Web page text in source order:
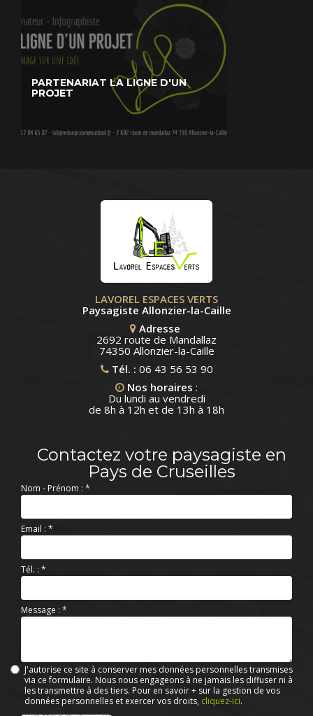
PARTENARIAT LA LIGNE D'UN
PROJET
LAVOREL ESPACES VERTS
Paysagiste Allonzier-la-Caille
Adresse
2692 route de Mandallaz
74350 Allonzier-la-Caille
Tél. : 06 43 56 53 90
Nos horaires :
Du lundi au vendredi
de 8h à 12h et de 13h à 18h
Contactez votre paysagiste en
Pays de Cruseilles
Nom - Prénom : *
Email : *
Tél. : *
Message : *
J'autorise ce site à conserver mes données personnelles transmises
via ce formulaire. Nous nous engageons à ne jamais les diffuser ni à
les transmettre à des tiers. Pour en savoir + sur la gestion de vos
données personnelles et exercer vos droits, cliquez-ici.
Acceptation